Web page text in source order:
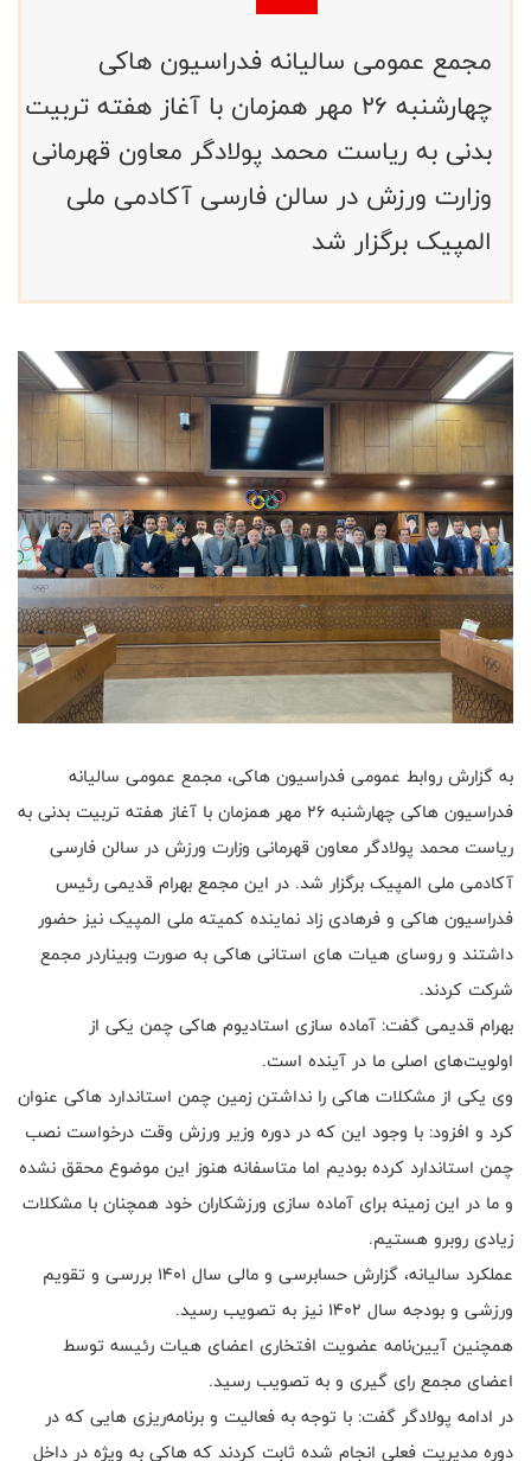
مجمع عمومی سالیانه فدراسیون هاکی
چهارشنبه ۲۶ مهر همزمان با آغاز هفته تربیت
بدنی به ریاست محمد پولادگر معاون قهرمانی
وزارت ورزش در سالن فارسی آکادمی ملی
المپیک برگزار شد
به گزارش روابط عمومی فدراسیون هاکی، مجمع عمومی سالیانه
فدراسیون هاکی چهارشنبه ۲۶ مهر همزمان با آغاز هفته تربیت بدنی به
ریاست محمد پولادگر معاون قهرمانی وزارت ورزش در سالن فارسی
آکادمی ملی المپیک برگزار شد. در این مجمع بهرام قدیمی رئیس
فدراسیون هاکی و فرهادی زاد نماینده کمیته ملی المپیک نیز حضور
داشتند و روسای هیات های استانی هاکی به صورت وبیناردر مجمع
شرکت کردند.
بهرام قدیمی گفت: آماده سازی استادیوم هاکی چمن یکی از
اولویت‌های اصلی ما در آینده است.
وی یکی از مشکلات هاکی را نداشتن زمین چمن استاندارد هاکی عنوان
کرد و افزود: با وجود این که در دوره وزیر ورزش وقت درخواست نصب
چمن استاندارد کرده بودیم اما متاسفانه هنوز این موضوع محقق نشده
و ما در این زمینه برای آماده سازی ورزشکاران خود همچنان با مشکلات
زیادی روبرو هستیم.
عملکرد سالیانه، گزارش حسابرسی و مالی سال ۱۴۰۱ بررسی و تقویم
ورزشی و بودجه سال ۱۴۰۲ نیز به تصویب رسید.
همچنین آیین‌نامه عضویت افتخاری اعضای هیات رئیسه توسط
اعضای مجمع رای گیری و به تصویب رسید.
در ادامه پولادگر گفت: با توجه به فعالیت و برنامه‌ریزی هایی که در
دوره مدیریت فعلی انجام شده ثابت کردند که هاکی به ویژه در داخل